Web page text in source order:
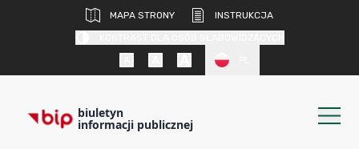
MAPA STRONY
INSTRUKCJA
biuletyn
informacji publicznej